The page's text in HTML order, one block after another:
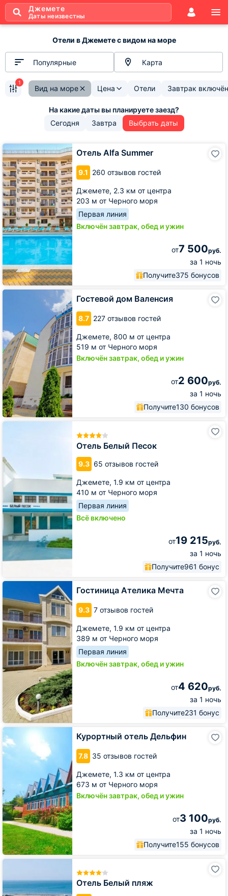
Джемете
Даты неизвестны
Отели в Джемете с видом на море
Популярные Карта
Вид на море Цена Отели Завтрак включён
1
Сегодня Завтра Выбрать даты
Отель Alfa Summer
9.1 260 отзывов гостей
Джемете, 2.3 км от центра
203 м от Черного моря
Первая линия
Включён завтрак, обед и ужин
от7 500руб.
за 1 ночь
Получите375 бонусов
Отель
Alfa
Summer
Гостевой дом Валенсия
8.7 227 отзывов гостей
Джемете, 800 м от центра
519 м от Черного моря
Включён завтрак, обед и ужин
от2 600руб.
за 1 ночь
Получите130 бонусов
Гостевой
Отель Белый Песок
9.3 65 отзывов гостей
Джемете, 1.9 км от центра
410 м от Черного моря
Первая линия
Всё включено
от19 215руб.
за 1 ночь
Получите961 бонус
Отель
Гостиница Ателика Мечта
9.3 7 отзывов гостей
Джемете, 1.9 км от центра
389 м от Черного моря
Первая линия
Включён завтрак, обед и ужин
от4 620руб.
за 1 ночь
Получите231 бонус
Гостиница
Мечта
Курортный отель Дельфин
7.8 35 отзывов гостей
Джемете, 1.3 км от центра
673 м от Черного моря
Включён завтрак, обед и ужин
от3 100руб.
за 1 ночь
Получите155 бонусов
Курортный
отель
Дельфин
Отель Белый пляж
Отель
пляж